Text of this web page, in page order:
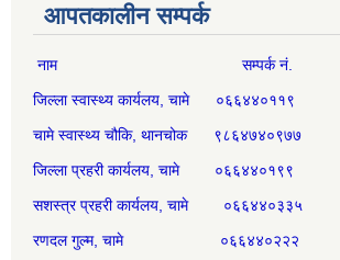
आपतकालीन सम्पर्क
नाम सम्पर्क नं.
जिल्ला स्वास्थ्य कार्यलय, चामे ०६६४४०११९
चामे स्वास्थ्य चौकि, थानचोक ९८६४७४०९७७
जिल्ला प्रहरी कार्यलय, चामे ०६६४४०१९९
सशस्त्र प्रहरी कार्यलय, चामे ०६६४४०३३५
रणदल गुल्म, चामे ०६६४४०२२२